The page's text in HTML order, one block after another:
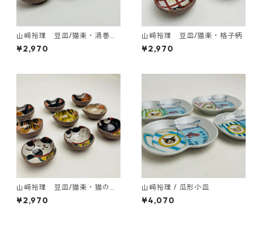
山﨑裕理 豆皿/猫楽・渦巻き
ドット柄
¥2,970
山﨑裕理 豆皿/猫楽・格子柄
¥2,970
山﨑裕理 豆皿/猫楽・猫のお
顔と招き猫
¥2,970
山﨑裕理 / 瓜形小皿
¥4,070